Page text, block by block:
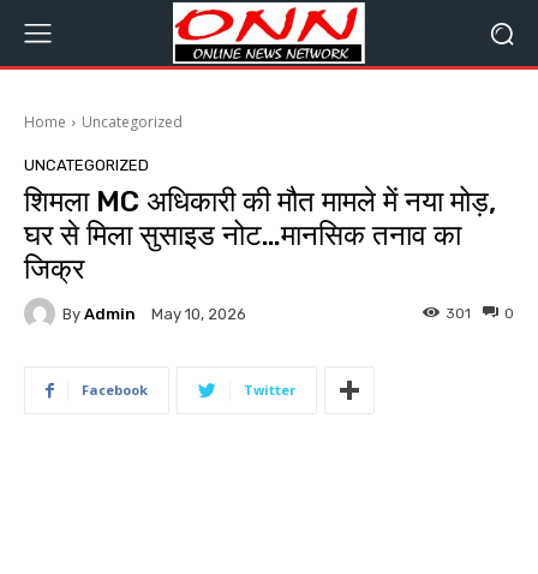
Home Uncategorized
UNCATEGORIZED
शिमला MC अधिकारी की मौत मामले में नया मोड़,
घर से मिला सुसाइड नोट…मानसिक तनाव का
जिक्र
By Admin May 10, 2026 0
301
Facebook Twitter